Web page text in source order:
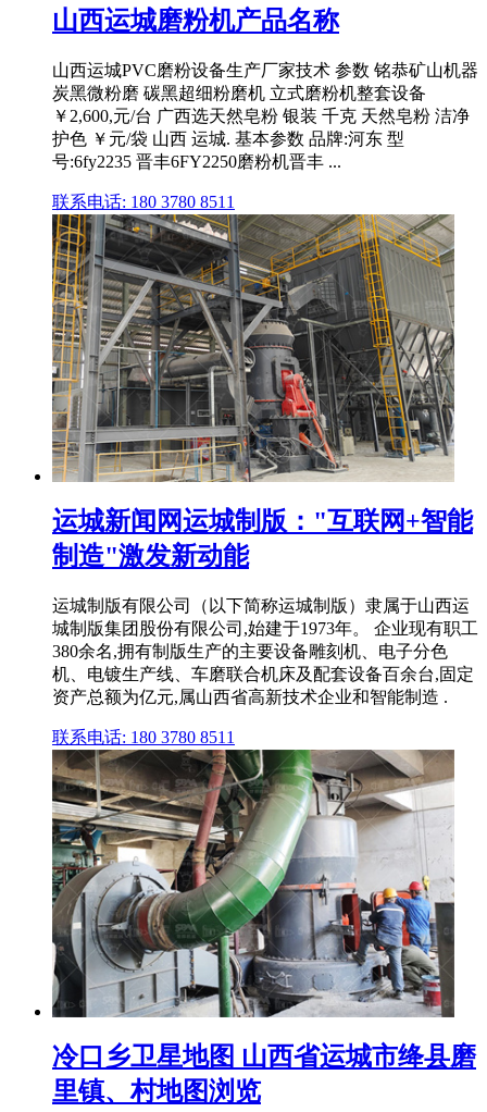
山西运城磨粉机产品名称
山西运城PVC磨粉设备生产厂家技术 参数 铭恭矿山机器
炭黑微粉磨 碳黑超细粉磨机 立式磨粉机整套设备
￥2,600,元/台 广西选天然皂粉 银装 千克 天然皂粉 洁净
护色 ￥元/袋 山西 运城. 基本参数 品牌:河东 型
号:6fy2235 晋丰6FY2250磨粉机晋丰 ...
联系电话: 180 3780 8511
运城新闻网运城制版："互联网+智能
制造"激发新动能
运城制版有限公司（以下简称运城制版）隶属于山西运
城制版集团股份有限公司,始建于1973年。 企业现有职工
380余名,拥有制版生产的主要设备雕刻机、电子分色
机、电镀生产线、车磨联合机床及配套设备百余台,固定
资产总额为亿元,属山西省高新技术企业和智能制造 .
联系电话: 180 3780 8511
冷口乡卫星地图 山西省运城市绛县磨
里镇、村地图浏览